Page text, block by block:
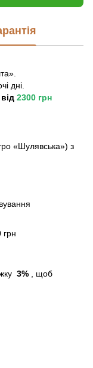
дні.
від 2300 грн
«Шулявська») з
грн
3% , щоб